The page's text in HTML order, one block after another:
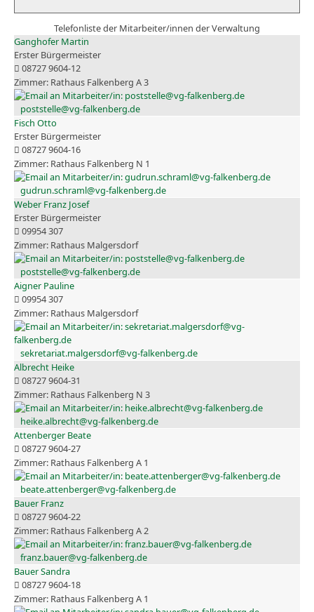
Telefonliste der Mitarbeiter/innen der Verwaltung
Ganghofer Martin
Erster Bürgermeister
08727 9604-12
Rathaus Falkenberg A 3
poststelle@vg-falkenberg.de
Fisch Otto
Erster Bürgermeister
08727 9604-16
Rathaus Falkenberg N 1
gudrun.schraml@vg-falkenberg.de
Weber Franz Josef
Erster Bürgermeister
09954 307
Rathaus Malgersdorf
poststelle@vg-falkenberg.de
Aigner Pauline
09954 307
Rathaus Malgersdorf
sekretariat.malgersdorf@vg-falkenberg.de
Albrecht Heike
08727 9604-31
Rathaus Falkenberg N 3
heike.albrecht@vg-falkenberg.de
Attenberger Beate
08727 9604-27
Rathaus Falkenberg A 1
beate.attenberger@vg-falkenberg.de
Bauer Franz
08727 9604-22
Rathaus Falkenberg A 2
franz.bauer@vg-falkenberg.de
Bauer Sandra
08727 9604-18
Rathaus Falkenberg A 1